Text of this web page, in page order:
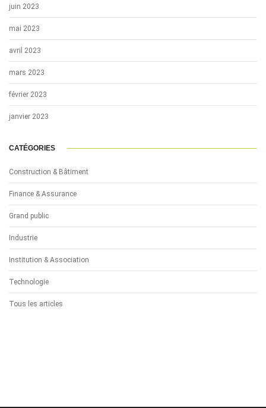
juin 2023
mai 2023
avril 2023
mars 2023
février 2023
janvier 2023
CATÉGORIES
Construction & Bâtiment
Finance & Assurance
Grand public
Industrie
Institution & Association
Technologie
Tous les articles